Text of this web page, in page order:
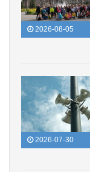
2026-08-05
2026-07-30